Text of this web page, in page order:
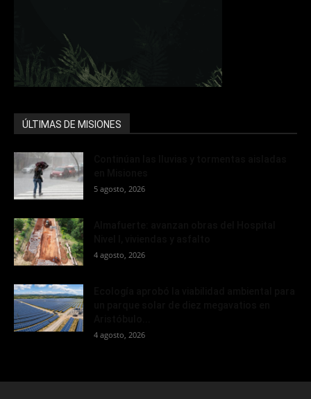
ÚLTIMAS DE MISIONES
5 agosto, 2026
4 agosto, 2026
4 agosto, 2026